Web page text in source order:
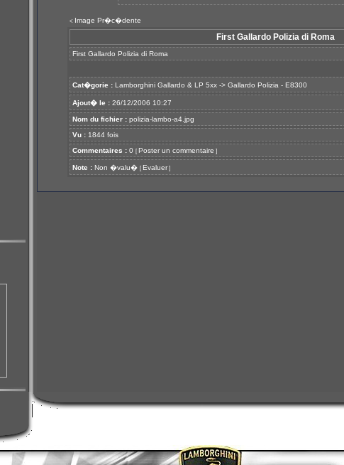
< Image Pr�c�dente
First Gallardo Polizia di Roma
First Gallardo Polizia di Roma
Cat�gorie : Lamborghini Gallardo & LP 5xx -> Gallardo Polizia - E8300
Ajout� le : 26/12/2006 10:27
Nom du fichier : polizia-lambo-a4.jpg
Vu : 1844 fois
Commentaires : 0 [ Poster un commentaire ]
Note : Non �valu� [ Evaluer ]